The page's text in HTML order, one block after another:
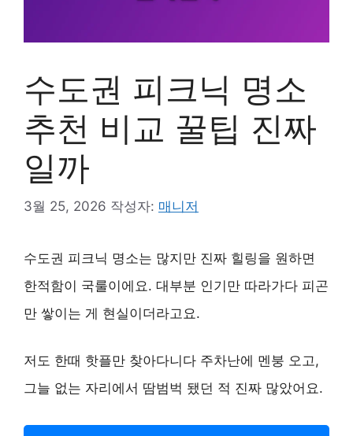
수도권 피크닉 명소
추천 비교 꿀팁 진짜
일까
3월 25, 2026 작성자: 매니저
수도권 피크닉 명소는 많지만 진짜 힐링을 원하면
한적함이 국룰이에요. 대부분 인기만 따라가다 피곤
만 쌓이는 게 현실이더라고요.
저도 한때 핫플만 찾아다니다 주차난에 멘붕 오고,
그늘 없는 자리에서 땀범벅 됐던 적 진짜 많았어요.